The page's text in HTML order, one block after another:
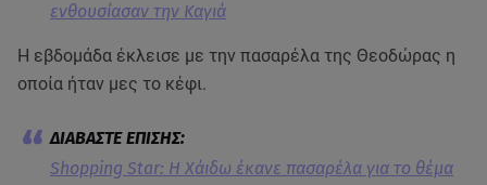
ενθουσίασαν την Καγιά
Η εβδομάδα έκλεισε με την πασαρέλα της Θεοδώρας η
οποία ήταν μες το κέφι.
Shopping Star: Η Χάιδω έκανε πασαρέλα για το θέμα